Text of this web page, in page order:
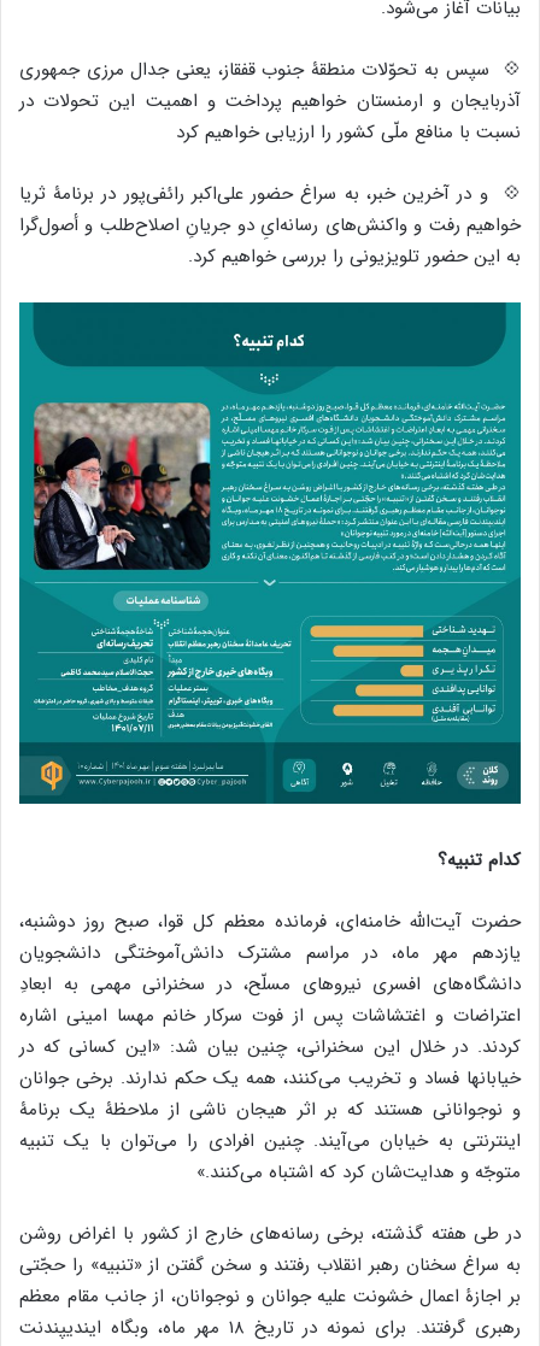
بیانات آغاز می‌شود.
💠 سپس به تحوّلات منطقۀ جنوب قفقاز، یعنی جدال مرزی جمهوری
آذربایجان و ارمنستان خواهیم پرداخت و اهمیت این تحولات در
نسبت با منافع ملّی کشور را ارزیابی خواهیم کرد
💠 و در آخرین خبر، به سراغ حضور علی‌اکبر رائفی‌پور در برنامۀ ثریا
خواهیم رفت و واکنش‌های رسانه‌ایِ دو جریانِ اصلاح‌طلب و أصول‌گرا
به این حضور تلویزیونی را بررسی خواهیم کرد.
کدام تنبیه؟
حضرت آیت‌الله خامنه‌ای، فرمانده معظم کل قوا، صبح روز دوشنبه،
یازدهم مهر ماه، در مراسم مشترک دانش‌آموختگی دانشجویان
دانشگاه‌های افسری نیروهای مسلّح، در سخنرانی مهمی به ابعادِ
اعتراضات و اغتشاشات پس از فوت سرکار خانم مهسا امینی اشاره
کردند. در خلال این سخنرانی، چنین بیان شد: «این کسانی که در
خیابانها فساد و تخریب می‌کنند، همه یک حکم ندارند. برخی جوانان
و نوجوانانی هستند که بر اثر هیجان ناشی از ملاحظۀ یک برنامۀ
اینترنتی به خیابان می‌آیند. چنین افرادی را می‌توان با یک تنبیه
متوجّه و هدایت‌شان کرد که اشتباه می‌کنند.»
در طی هفته گذشته، برخی رسانه‌های خارج از کشور با اغراض روشن
به سراغ سخنان رهبر انقلاب رفتند و سخن گفتن از «تنبیه» را حجّتی
بر اجازۀ اعمال خشونت علیه جوانان و نوجوانان، از جانب مقام معظم
رهبری گرفتند. برای نمونه در تاریخ ۱۸ مهر ماه، وبگاه ایندیپندنت